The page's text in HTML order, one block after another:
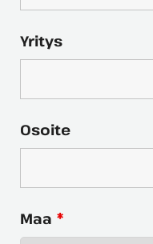
Yritys
Osoite
Maa *